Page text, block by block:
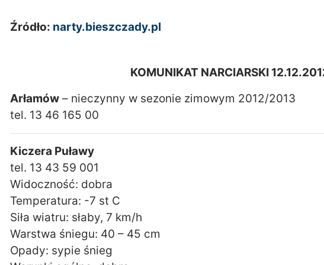
Źródło: narty.bieszczady.pl
KOMUNIKAT NARCIARSKI
Arłamów – nieczynny w sezonie zimowym 2012/2013
tel. 13 46 165 00
Kiczera Puławy
tel. 13 43 59 001
Widoczność: dobra
Temperatura: -7 st C
Siła wiatru: słaby, 7 km/h
Warstwa śniegu: 40 – 45 cm
Opady: sypie śnieg